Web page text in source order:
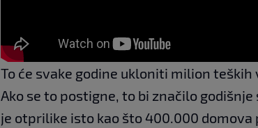
To će svake godine ukloniti milion teških
Ako se to postigne, to bi značilo
je otprilike isto kao što 400.000 domova